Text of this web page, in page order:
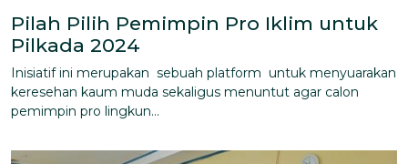
Pilah Pilih Pemimpin Pro Iklim untuk
Pilkada 2024
Inisiatif ini merupakan sebuah platform untuk menyuarakan
keresehan kaum muda sekaligus menuntut agar calon
pemimpin pro lingkun...